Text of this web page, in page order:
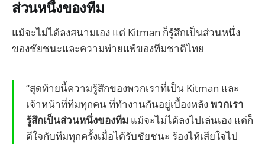
ส่วนหนึ่งของทีม
แม้จะไม่ได้ลงสนามเอง แต่ Kitman ก็รู้สึกเป็นส่วนหนึ่ง
ของชัยชนะและความพ่ายแพ้ของทีมชาติไทย
“สุดท้ายนี้ความรู้สึกของพวกเราที่เป็น Kitman และ
เจ้าหน้าที่ทีมทุกคน ที่ทำงานกันอยู่เบื้องหลัง พวกเรา
รู้สึกเป็นส่วนหนึ่งของทีม แม้จะไม่ได้ลงไปเล่นเอง แต่ก็
ดีใจกับทีมทุกครั้งเมื่อได้รับชัยชนะ ร้องไห้เสียใจไป